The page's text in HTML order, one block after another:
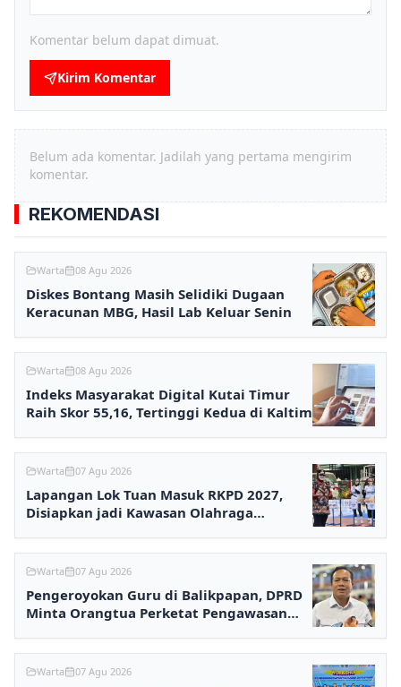
Komentar belum dapat dimuat.
Kirim Komentar
Belum ada komentar. Jadilah yang pertama mengirim
komentar.
REKOMENDASI
Warta 08 Agu 2026
Diskes Bontang Masih Selidiki Dugaan
Keracunan MBG, Hasil Lab Keluar Senin
Warta 08 Agu 2026
Indeks Masyarakat Digital Kutai Timur
Raih Skor 55,16, Tertinggi Kedua di Kaltim
Warta 07 Agu 2026
Lapangan Lok Tuan Masuk RKPD 2027,
Disiapkan jadi Kawasan Olahraga
Warta 07 Agu 2026
Pengeroyokan Guru di Balikpapan, DPRD
Minta Orangtua Perketat Pengawasan
Warta 07 Agu 2026